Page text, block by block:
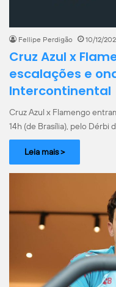
Fellipe Perdigão 10/12/
Cruz Azul x
escalações e
Intercontinental
Cruz Azul x Flamengo
14h (de Brasília), pelo Dérbi
Leia mais >